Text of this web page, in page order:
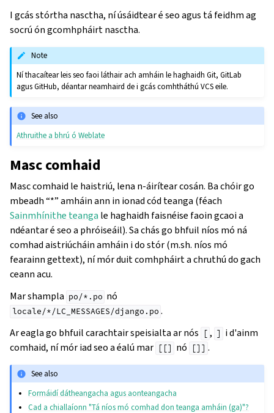
I gcás stórtha nasctha, ní úsáidtear é seo agus tá feidhm ag
socrú ón gcomhpháirt nasctha.
Note
Ní thacaítear leis seo faoi láthair ach amháin le haghaidh Git, GitLab
agus GitHub, déantar neamhaird de i gcás comhtháthú VCS eile.
See also
Athruithe a bhrú ó Weblate
Masc comhaid
Masc comhaid le haistriú, lena n-áirítear cosán. Ba chóir go
mbeadh “*” amháin ann in ionad cód teanga (féach
Sainmhínithe teanga le haghaidh faisnéise faoin gcaoi a
ndéantar é seo a phróiseáil). Sa chás go bhfuil níos mó ná
comhad aistriúcháin amháin i do stór (m.sh. níos mó
fearainn gettext), ní mór duit comhpháirt a chruthú do gach
ceann acu.
Mar shampla po/*.po nó
locale/*/LC_MESSAGES/django.po .
Ar eagla go bhfuil carachtair speisialta ar nós
[ , ] i d'ainm
comhaid, ní mór iad seo a éalú mar [[] nó []] .
See also
Formáidí dátheangacha agus aonteangacha
Cad a chiallaíonn "Tá níos mó comhad don teanga amháin (ga)"?